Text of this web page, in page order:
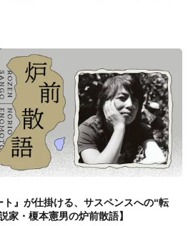
』が仕掛ける、サスペンスへの“転
家・榎本憲男の炉前散語】